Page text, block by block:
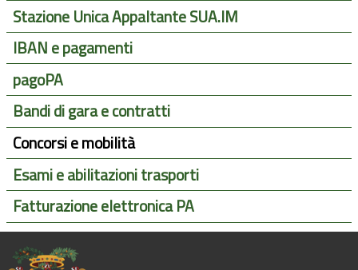
Stazione Unica Appaltante SUA.IM
IBAN e pagamenti
pagoPA
Bandi di gara e contratti
Concorsi e mobilità
Esami e abilitazioni trasporti
Fatturazione elettronica PA